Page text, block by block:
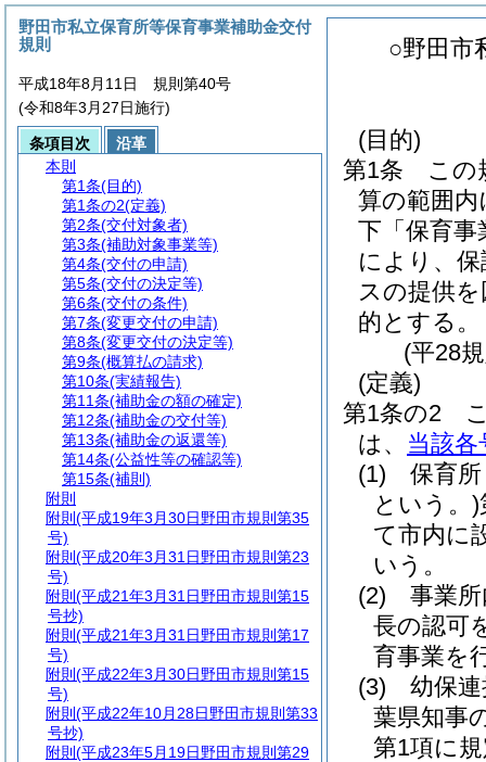
○野田市
(目的)
第1条
この
算の範囲
下「保育事
により、
スの提供
的とする。
(平28
(定義)
第1条の2
は、 当該各
(1)
保育
という。)
て市内に
いう。
(2)
事業
長の認可
育事業を
(3)
幼保
葉県知事
第1項に
野田市私立保育所等保育事業補助金交付
規則
平成18年8月11日 規則第40号
(令和8年3月27日施行)
条項目次
沿革
本則
第1条(目的)
第1条の2(定義)
第2条(交付対象者)
第3条(補助対象事業等)
第4条(交付の申請)
第5条(交付の決定等)
第6条(交付の条件)
第7条(変更交付の申請)
第8条(変更交付の決定等)
第9条(概算払の請求)
第10条(実績報告)
第11条(補助金の額の確定)
第12条(補助金の交付等)
第13条(補助金の返還等)
第14条(公益性等の確認等)
第15条(補則)
附則
附則 (平成19年3月30日野田市規則第35
号)
附則 (平成20年3月31日野田市規則第23
号)
附則 (平成21年3月31日野田市規則第15
号抄)
附則 (平成21年3月31日野田市規則第17
号)
附則 (平成22年3月30日野田市規則第15
号)
附則 (平成22年10月28日野田市規則第33
号抄)
附則 (平成23年5月19日野田市規則第29